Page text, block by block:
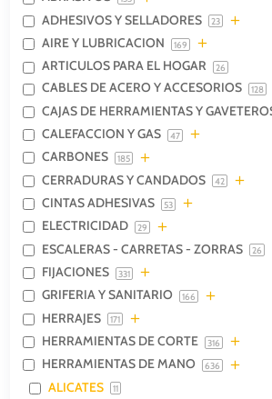
ADHESIVOS Y SELLADORES 23
AIRE Y LUBRICACION 169
ARTICULOS PARA EL HOGAR 26
CABLES DE ACERO Y ACCESORIOS 128
CAJAS DE HERRAMIENTAS Y
CALEFACCION Y GAS 47
CARBONES 185
CERRADURAS Y CANDADOS 42
CINTAS ADHESIVAS 53
ELECTRICIDAD 29
ESCALERAS - CARRETAS - ZORRAS 26
FIJACIONES 331
GRIFERIA Y SANITARIO 166
HERRAJES 171
HERRAMIENTAS DE CORTE 316
HERRAMIENTAS DE MANO 636
ALICATES 11